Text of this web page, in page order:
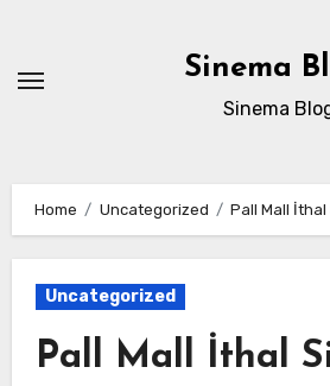
content
Sinema
Sinema
Home Uncategorized Pall Mall İthal
Uncategorized
Pall Mall İthal